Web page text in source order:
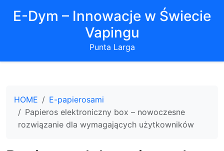
E-Dym – Innowacje w Świecie
Vapingu
Punta Larga
HOME
E-papierosami
Papieros elektroniczny box – nowoczesne
rozwiązanie dla wymagających użytkowników